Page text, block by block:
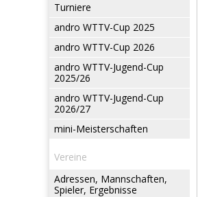
Turniere
andro WTTV-Cup 2025
andro WTTV-Cup 2026
andro WTTV-Jugend-Cup
2025/26
andro WTTV-Jugend-Cup
2026/27
mini-Meisterschaften
Vereine
Adressen, Mannschaften,
Spieler, Ergebnisse